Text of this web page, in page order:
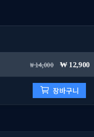
14,000 12,900
장바구니